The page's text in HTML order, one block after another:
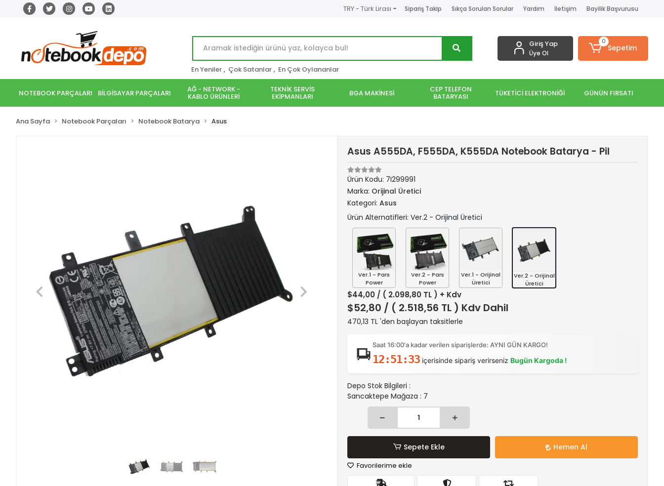
TRY - Türk Lirası Sipariş Takip Sıkça Sorulan Sorular Yardım İletişim Bayilik Başvurusu
En Yeniler , Çok Satanlar , En Çok Oylananlar
Giriş Yap
Üye Ol
0
Sepetim
NOTEBOOK PARÇALARI BİLGİSAYAR PARÇALARI AĞ - NETWORK -
KABLO ÜRÜNLERİ
TEKNİK SERVİS
EKİPMANLARI BGA MAKİNESİ CEP TELEFON
BATARYASI TÜKETİCİ ELEKTRONİĞİ GÜNÜN FIRSATI
Ana Sayfa Notebook Parçaları Notebook Batarya Asus
Asus A555DA, F555DA, K555DA Notebook Batarya - Pil
Ürün Kodu: 7I299991
Marka: Orijinal Üretici
Kategori: Asus
Ürün Alternatifleri: Ver.2 - Orijinal Üretici
Ver.1 - Pars
Power
Ver.2 - Pars
Power
Ver.1 - Orijinal
Üretici
Ver.2 - Orijinal
Üretici
$44,00 / ( 2.098,80 TL ) + Kdv
$52,80 / ( 2.518,56 TL ) Kdv Dahil
470,13 TL 'den başlayan taksitlerle
Saat 16:00'a kadar verilen siparişlerde: AYNI GÜN KARGO!
12:51:32 içerisinde sipariş verirseniz Bugün Kargoda !
Depo Stok Bilgileri :
Sancaktepe Mağaza : 7
Sepete Ekle Hemen Al
Favorilerime ekle